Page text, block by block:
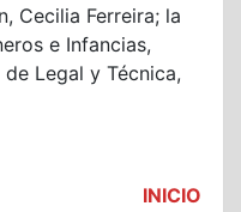
Cecilia Ferreira; la
e Infancias,
Legal y Técnica,
INICIO